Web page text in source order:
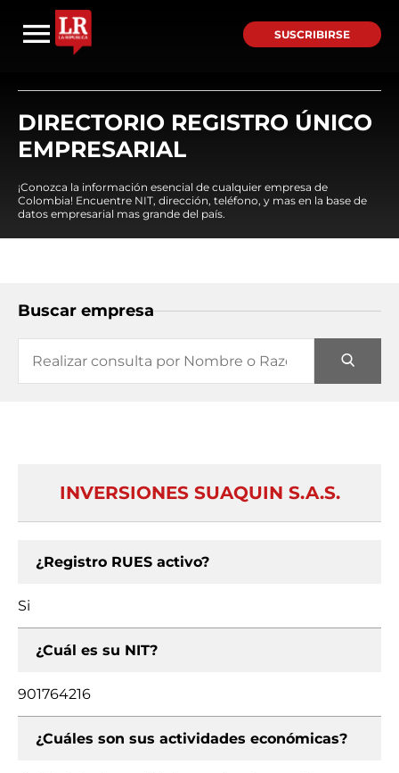
SUSCRIBIRSE
DIRECTORIO REGISTRO ÚNICO
EMPRESARIAL
¡Conozca la información esencial de cualquier empresa de
Colombia! Encuentre NIT, dirección, teléfono, y mas en la base de
datos empresarial mas grande del país.
Buscar empresa
INVERSIONES SUAQUIN S.A.S.
¿Registro RUES activo?
Si
¿Cuál es su NIT?
901764216
¿Cuáles son sus actividades económicas?